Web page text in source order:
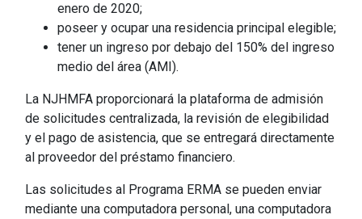
enero de 2020;
poseer y ocupar una residencia principal elegible;
tener un ingreso por debajo del 150% del ingreso
medio del área (AMI).
La NJHMFA proporcionará la plataforma de admisión
de solicitudes centralizada, la revisión de elegibilidad
y el pago de asistencia, que se entregará directamente
al proveedor del préstamo financiero.
Las solicitudes al Programa ERMA se pueden enviar
mediante una computadora personal, una computadora